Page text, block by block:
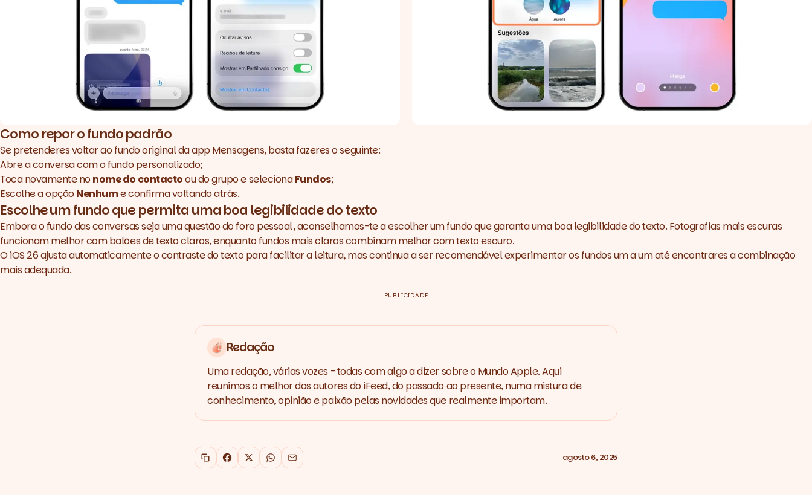
Como repor o fundo padrão
Se pretenderes voltar ao fundo original da app Mensagens, basta fazeres o seguinte:
Abre a conversa com o fundo personalizado;
Toca novamente nonome do contactoou do grupo e selecionaFundos;
Escolhe a opçãoNenhume confirma voltando atrás.
Escolhe um fundo que permita uma boa legibilidade do texto
Embora o fundo das conversas seja uma questão do foro pessoal, aconselhamos-te a escolher um fundo que garanta uma boa legibilidade do texto. Fotografias mais escuras
funcionam melhor com balões de texto claros, enquanto fundos mais claros combinam melhor com texto escuro.
O iOS 26 ajusta automaticamente o contraste do texto para facilitar a leitura, mas continua a ser recomendável experimentar os fundos um a um até encontrares a combinação
mais adequada.
PUBLICIDADE
Redação
Uma redação, várias vozes - todas com algo a dizer sobre o Mundo Apple. Aqui
reunimos o melhor dos autores do iFeed, do passado ao presente, numa mistura de
conhecimento, opinião e paixão pelas novidades que realmente importam.
Copiar link
Facebook
X WhatsApp
Email agosto 6, 2025